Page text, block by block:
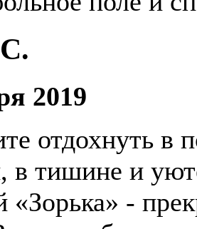
2019
отдохнуть в
в тишине и
«Зорька» -